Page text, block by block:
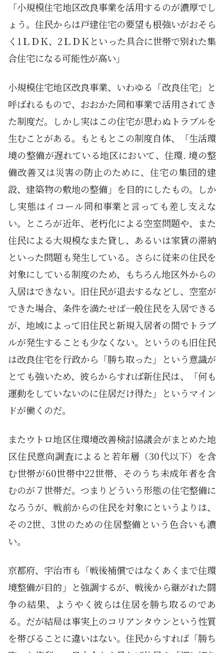
「小規模住宅地区改良事業を活用するのが濃厚でし
ょう。住民からは戸建住宅の要望も根強いがおそら
く1ＬＤＫ、2ＬＤＫといった具合に世帯で別れた集
合住宅になる可能性が高い」
小規模住宅地区改良事業、いわゆる「改良住宅」と
呼ばれるもので、おおかた同和事業で活用されてき
た制度だ。しかし実はこの住宅が思わぬトラブルを
生むことがある。もともとこの制度自体、「生活環
境の整備が遅れている地区において、住環. 境の整
備改善又は災害の防止のために、住宅の集団的建
設、建築物の敷地の整備」を目的にしたもの。しか
し実態はイコール同和事業と言っても差し支えな
い。ところが近年、老朽化による空室問題や、また
住民による大規模なまた貸し、あるいは家賃の滞納
といった問題も発生している。さらに従来の住民を
対象にしている制度のため、もちろん地区外からの
入居はできない。旧住民が退去するなどし、空室が
できた場合、条件を満たせば一般住民を入居できる
が、地域によって旧住民と新規入居者の間でトラブ
ルが発生することも少なくない。というのも旧住民
は改良住宅を行政から「勝ち取った」という意識が
とても強いため、彼らからすれば新住民は、「何も
運動をしていないのに住居だけ得た」というマイン
ドが働くのだ。
またウトロ地区住環境改善検討協議会がまとめた地
区住民意向調査によると若年層（30代以下）を含
む世帯が60世帯中22世帯、そのうち未成年者を含
むのが７世帯だ。つまりどういう形態の住宅整備に
なろうが、戦前からの住民を対象にというよりは、
その2世、3世のための住居整備という色合いも濃
い。
京都府、宇治市も「戦後補償ではなくあくまで住環
境整備が目的」と強調するが、戦後から継がれた闘
争の結果、ようやく彼らは住居を勝ち取るのであ
る。だが結局は事実上のコリアンタウンという性質
を帯びることに違いはない。住民からすれば「勝ち